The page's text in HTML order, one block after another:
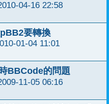
04-16 22:58
要轉換
01-04 11:01
BBCode的問題
11-05 06:16